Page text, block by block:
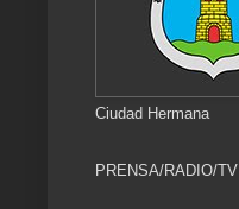
Ciudad Hermana
PRENSA/RADIO/TV